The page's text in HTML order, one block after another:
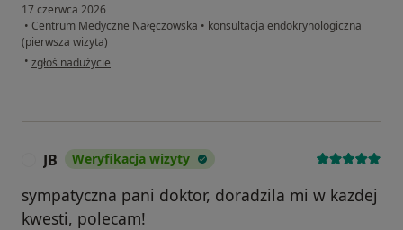
17 czerwca 2026
• Centrum Medyczne Nałęczowska • konsultacja endokrynologiczna
(pierwsza wizyta)
• w opinii użytkownika Jola
zgłoś nadużycie
JB Weryfikacja wizyty
sympatyczna pani doktor, doradzila mi w kazdej
kwesti, polecam!